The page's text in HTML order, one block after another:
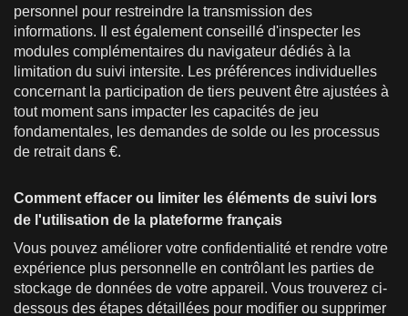
personnel pour restreindre la transmission des
informations. Il est également conseillé d'inspecter les
modules complémentaires du navigateur dédiés à la
limitation du suivi intersite. Les préférences individuelles
concernant la participation de tiers peuvent être ajustées à
tout moment sans impacter les capacités de jeu
fondamentales, les demandes de solde ou les processus
de retrait dans €.
Comment effacer ou limiter les éléments de suivi lors
de l'utilisation de la plateforme français
Vous pouvez améliorer votre confidentialité et rendre votre
expérience plus personnelle en contrôlant les parties de
stockage de données de votre appareil. Vous trouverez ci-
dessous des étapes détaillées pour modifier ou supprimer